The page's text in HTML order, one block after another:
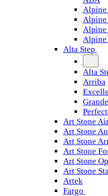
Alpine
Alpine
Alpine
Alpine
Alta Step
Alta
Arriba
Art Stone
Art Stone
Art Stone
Art Stone
Art Stone
Art Stone
Artek
Fargo